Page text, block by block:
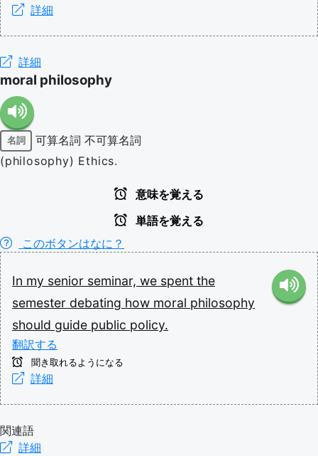
詳細
詳細
moral philosophy
名詞 可算名詞 不可算名詞
(philosophy) Ethics.
意味を覚える
単語を覚える
このボタンはなに？
In my senior seminar, we spent the
semester debating how moral philosophy
should guide public policy.
翻訳する
聞き取れるようになる
詳細
関連語
詳細